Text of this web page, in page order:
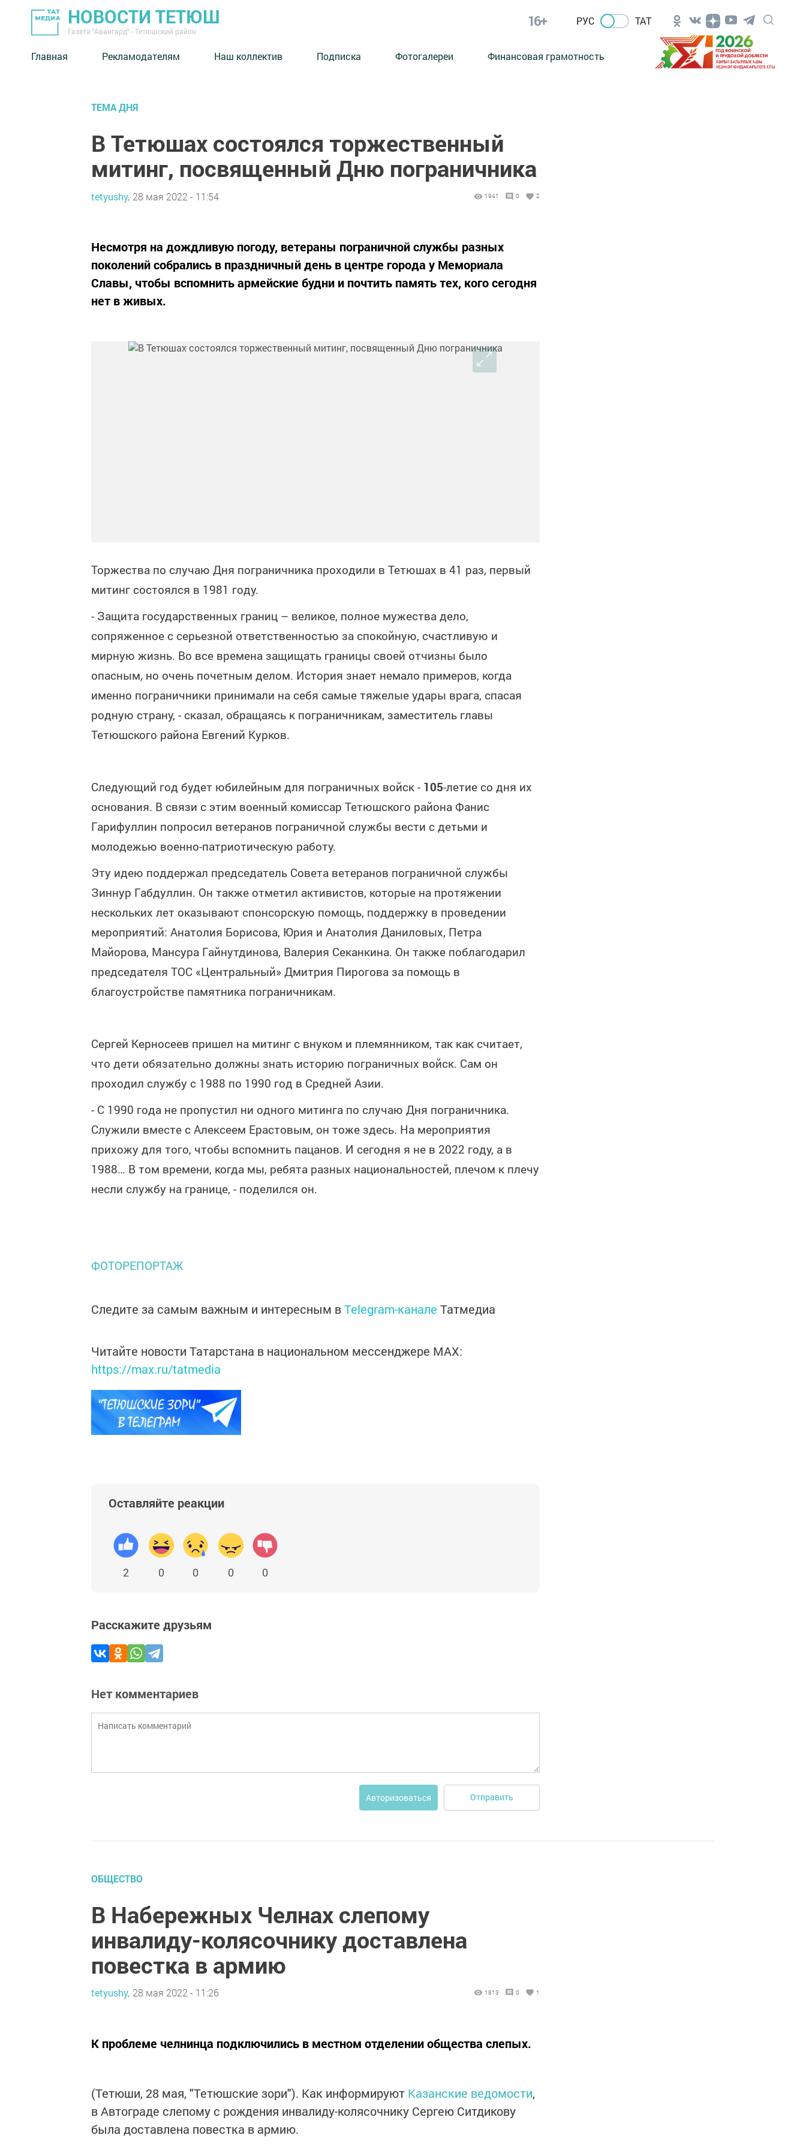
НОВОСТИ ТЕТЮШ
Газета "Авангард" - Тетюшский район
16+ РУС ТАТ
Главная Рекламодателям Наш коллектив Подписка Фотогалереи Финансовая грамотность
ТЕМА ДНЯ
В Тетюшах состоялся торжественный
митинг, посвященный Дню пограничника
tetyushy, 28 мая 2022 - 11:54 1941 0 2
Несмотря на дождливую погоду, ветераны пограничной службы разных
поколений собрались в праздничный день в центре города у Мемориала
Славы, чтобы вспомнить армейские будни и почтить память тех, кого сегодня
нет в живых.
Торжества по случаю Дня пограничника проходили в Тетюшах в 41 раз, первый
митинг состоялся в 1981 году.
- Защита государственных границ – великое, полное мужества дело,
сопряженное с серьезной ответственностью за спокойную, счастливую и
мирную жизнь. Во все времена защищать границы своей отчизны было
опасным, но очень почетным делом. История знает немало примеров, когда
именно пограничники принимали на себя самые тяжелые удары врага, спасая
родную страну, - сказал, обращаясь к пограничникам, заместитель главы
Тетюшского района Евгений Курков.
Следующий год будет юбилейным для пограничных войск - 105-летие со дня их
основания. В связи с этим военный комиссар Тетюшского района Фанис
Гарифуллин попросил ветеранов пограничной службы вести с детьми и
молодежью военно-патриотическую работу.
Эту идею поддержал председатель Совета ветеранов пограничной службы
Зиннур Габдуллин. Он также отметил активистов, которые на протяжении
нескольких лет оказывают спонсорскую помощь, поддержку в проведении
мероприятий: Анатолия Борисова, Юрия и Анатолия Даниловых, Петра
Майорова, Мансура Гайнутдинова, Валерия Секанкина. Он также поблагодарил
председателя ТОС «Центральный» Дмитрия Пирогова за помощь в
благоустройстве памятника пограничникам.
Сергей Керносеев пришел на митинг с внуком и племянником, так как считает,
что дети обязательно должны знать историю пограничных войск. Сам он
проходил службу с 1988 по 1990 год в Средней Азии.
- С 1990 года не пропустил ни одного митинга по случаю Дня пограничника.
Служили вместе с Алексеем Ерастовым, он тоже здесь. На мероприятия
прихожу для того, чтобы вспомнить пацанов. И сегодня я не в 2022 году, а в
1988… В том времени, когда мы, ребята разных национальностей, плечом к плечу
несли службу на границе, - поделился он.
ФОТОРЕПОРТАЖ
Следите за самым важным и интересным вTelegram-канале Татмедиа
Читайте новости Татарстана в национальном мессенджере MАХ:
https://max.ru/tatmedia
Оставляйте реакции
2 0 0 0 0
Расскажите друзьям
Нет комментариев
Авторизоваться Отправить
ОБЩЕСТВО
В Набережных Челнах слепому
инвалиду-колясочнику доставлена
повестка в армию
tetyushy, 28 мая 2022 - 11:26 1813 0 1
К проблеме челнинца подключились в местном отделении общества слепых.
(Тетюши, 28 мая, "Тетюшские зори"). Как информируют Казанские ведомости,
в Автограде слепому с рождения инвалиду-колясочнику Сергею Ситдикову
была доставлена повестка в армию.